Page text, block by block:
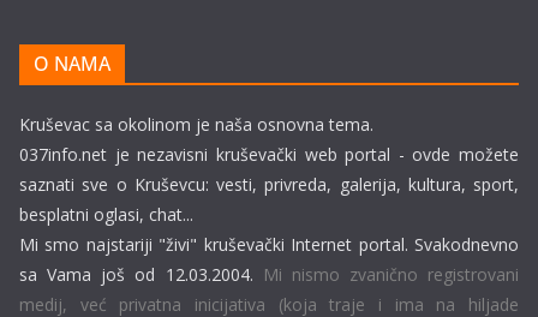
O NAMA
Kruševac sa okolinom je naša osnovna tema.
037info.net je nezavisni kruševački web portal - ovde možete
saznati sve o Kruševcu: vesti, privreda, galerija, kultura, sport,
besplatni oglasi, chat...
Mi smo najstariji "živi" kruševački Internet portal. Svakodnevno
sa Vama još od 12.03.2004. Mi nismo zvanično registrovani
medij, već privatna inicijativa (koja traje i ima na hiljade